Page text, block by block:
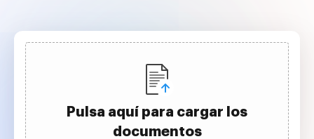
Pulsa aquí para cargar los
documentos